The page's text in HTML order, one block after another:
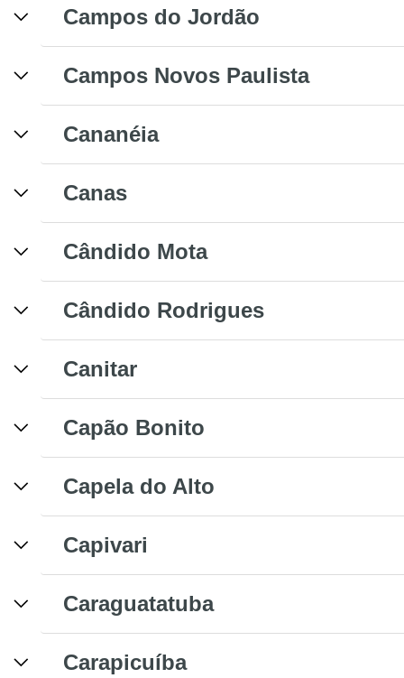
Campos do Jordão
Campos Novos Paulista
Cananéia
Canas
Cândido Mota
Cândido Rodrigues
Canitar
Capão Bonito
Capela do Alto
Capivari
Caraguatatuba
Carapicuíba